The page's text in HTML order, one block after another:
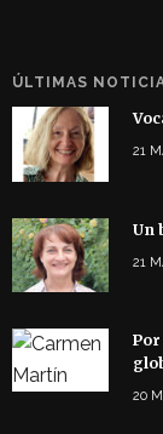
ÚLTIMAS
21
Un
21
20